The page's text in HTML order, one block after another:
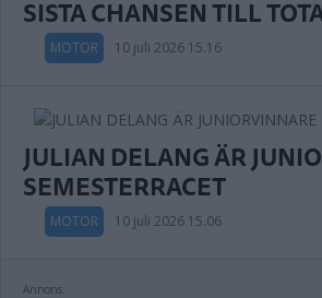
SISTA CHANSEN TILL
MOTOR 10 juli 2026 15.16
JULIAN DELANG ÄR
SEMESTERRACET
MOTOR 10 juli 2026 15.06
Annons: